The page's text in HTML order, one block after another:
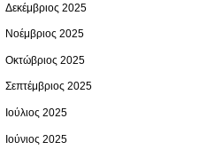
Δεκέμβριος 2025
Νοέμβριος 2025
Οκτώβριος 2025
Σεπτέμβριος 2025
Ιούλιος 2025
Ιούνιος 2025